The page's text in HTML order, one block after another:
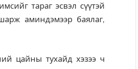
тараг эсвэл сүүтэй
аминдэмээр баялаг,
цайны тухайд хэзээ ч